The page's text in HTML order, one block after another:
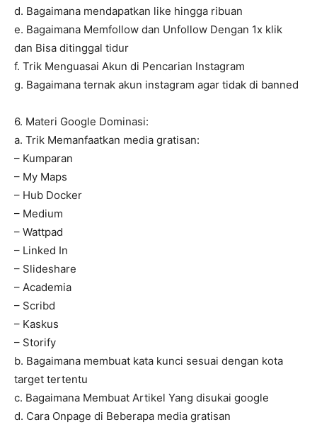
d. Bagaimana mendapatkan like hingga ribuan
e. Bagaimana Memfollow dan Unfollow Dengan 1x klik
dan Bisa ditinggal tidur
f. Trik Menguasai Akun di Pencarian Instagram
g. Bagaimana ternak akun instagram agar tidak di banned
6. Materi Google Dominasi:
a. Trik Memanfaatkan media gratisan:
– Kumparan
– My Maps
– Hub Docker
– Medium
– Wattpad
– Linked In
– Slideshare
– Academia
– Scribd
– Kaskus
– Storify
b. Bagaimana membuat kata kunci sesuai dengan kota
target tertentu
c. Bagaimana Membuat Artikel Yang disukai google
d. Cara Onpage di Beberapa media gratisan